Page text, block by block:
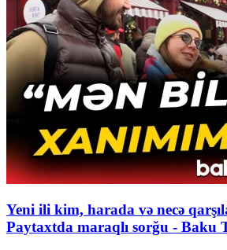
Yeni ili kim, harada və necə
Paytaxtda maraqlı sorğu - Baku